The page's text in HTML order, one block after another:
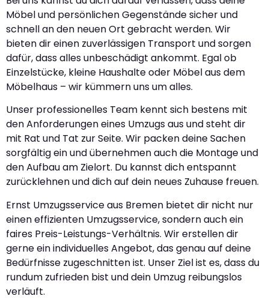
Möbel und persönlichen Gegenstände sicher und
schnell an den neuen Ort gebracht werden. Wir
bieten dir einen zuverlässigen Transport und sorgen
dafür, dass alles unbeschädigt ankommt. Egal ob
Einzelstücke, kleine Haushalte oder Möbel aus dem
Möbelhaus – wir kümmern uns um alles.
Unser professionelles Team kennt sich bestens mit
den Anforderungen eines Umzugs aus und steht dir
mit Rat und Tat zur Seite. Wir packen deine Sachen
sorgfältig ein und übernehmen auch die Montage und
den Aufbau am Zielort. Du kannst dich entspannt
zurücklehnen und dich auf dein neues Zuhause freuen.
Ernst Umzugsservice aus Bremen bietet dir nicht nur
einen effizienten Umzugsservice, sondern auch ein
faires Preis-Leistungs-Verhältnis. Wir erstellen dir
gerne ein individuelles Angebot, das genau auf deine
Bedürfnisse zugeschnitten ist. Unser Ziel ist es, dass du
rundum zufrieden bist und dein Umzug reibungslos
verläuft.